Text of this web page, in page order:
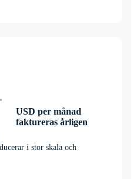
USD per månad
faktureras årligen
i stor skala och